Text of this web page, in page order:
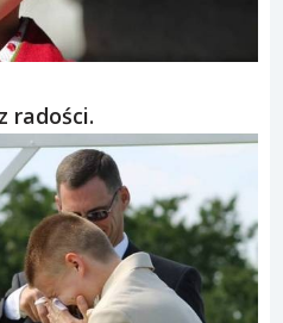
radości.